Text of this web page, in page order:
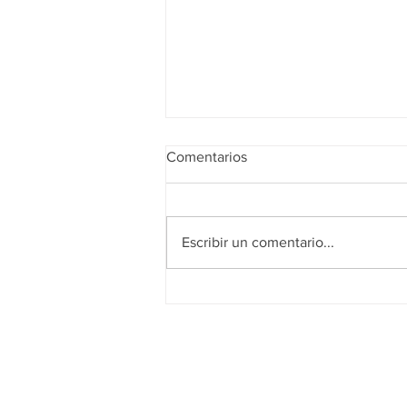
Realidad de octubre
Comentarios
Escribir un comentario...